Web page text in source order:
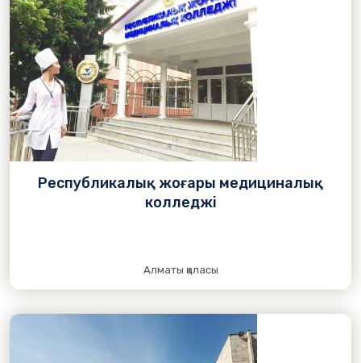
Республикалық жоғары медициналық
колледжі
Алматы қаласы